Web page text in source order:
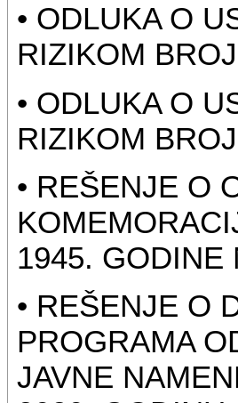
• ODLUKA O
RIZIKOM
• ODLUKA O
RIZIKOM
• REŠENJE O
1945. GODINE
• REŠENJE O
PROGRAMA
JAVNE